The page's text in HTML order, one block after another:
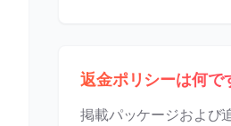
返金ポリシーは何で
掲載パッケージおよび